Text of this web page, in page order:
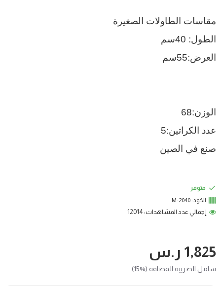
مقاسات الطاولات الصغيرة
الطول: 40سم
العرض:55سم
الوزن:68
عدد الكراتين:5
صنع في الصين
1,825 ر.س
شامل الضريبة المضافة (%15)
متوفر
الكود: M-2040
إجمالي عدد المشاهدات: 12014